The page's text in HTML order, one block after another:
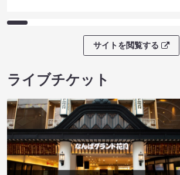
サイトを閲覧する
ライブチケット